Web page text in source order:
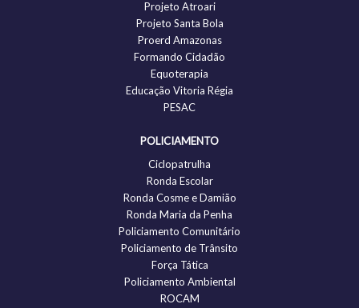
Projeto Atroari
Projeto Santa Bola
Proerd Amazonas
Formando Cidadão
Equoterapia
Educação Vitoria Régia
PESAC
POLICIAMENTO
Ciclopatrulha
Ronda Escolar
Ronda Cosme e Damião
Ronda Maria da Penha
Policiamento Comunitário
Policiamento de Trânsito
Força Tática
Policiamento Ambiental
ROCAM